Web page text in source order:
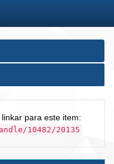
para este item:
10482/20135